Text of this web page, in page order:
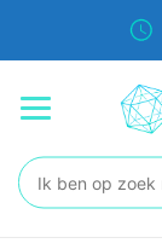
Zoeken: